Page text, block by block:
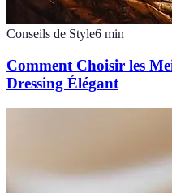
Conseils de Style6 min
Comment Choisir les
Dressing Élégant